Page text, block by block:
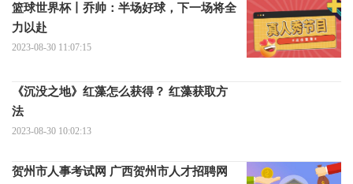
篮球世界杯丨乔帅：半场好球，下一场将全
力以赴
2023-08-30 11:07:15
《沉没之地》红藻怎么获得？ 红藻获取方
法
2023-08-30 10:02:13
贺州市人事考试网 广西贺州市人才招聘网